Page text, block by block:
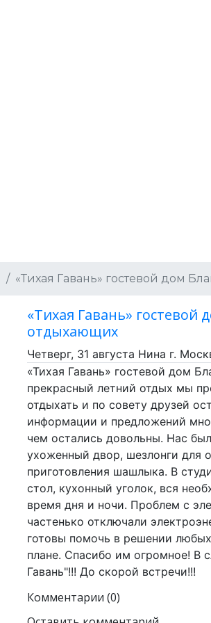
«Тихая Гавань» гостевой дом
«Тихая Гавань»
отдыхающих
Четверг, 31 августа Нина г.
«Тихая Гавань» гостевой дом
прекрасный летний отдых мы
отдыхать и по совету друзей
информации и предложений
чем остались довольны. Нас
ухоженный двор, шезлонги для
приготовления шашлыка. В
стол, кухонный уголок, вся
время дня и ночи. Проблем с
частенько отключали
готовы помочь в решении
плане. Спасибо им огромное! В
Гавань"!!! До скорой встречи!!!
Комментарии (0)